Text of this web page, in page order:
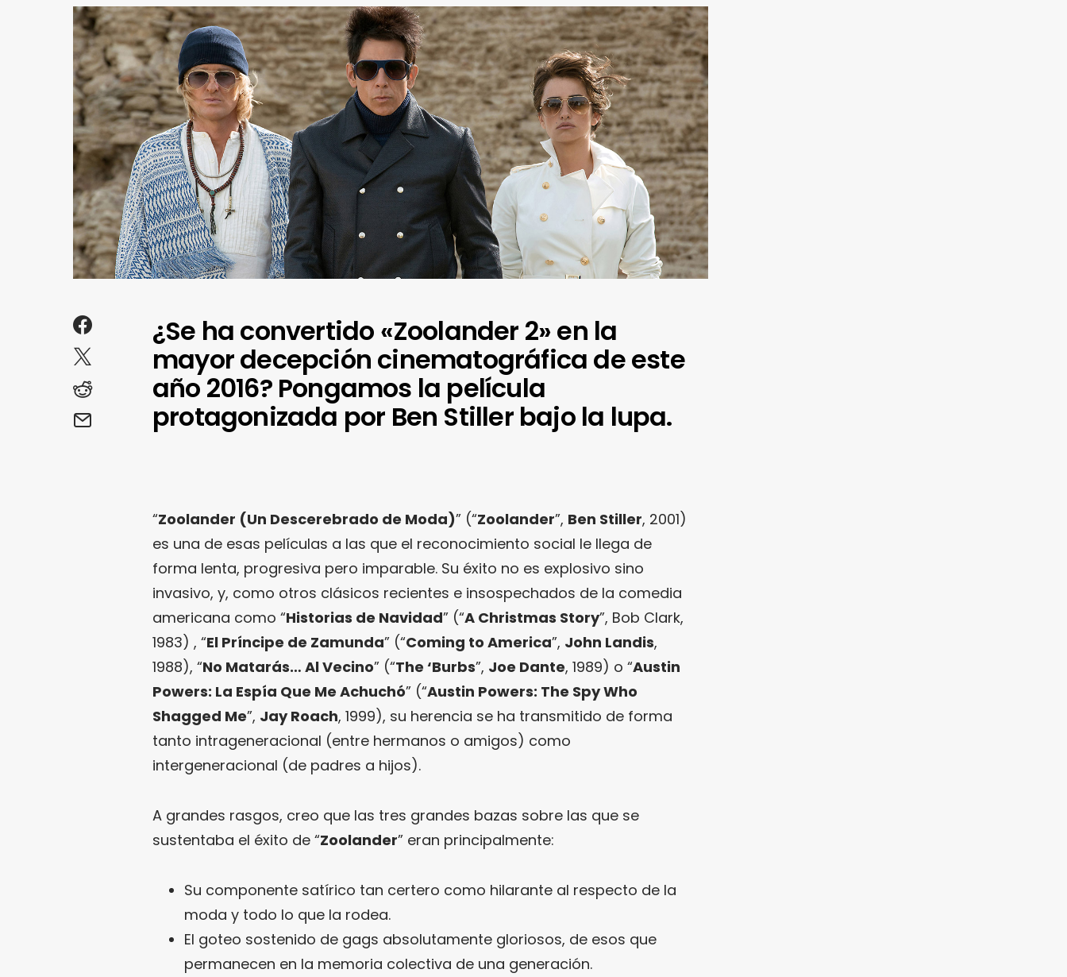
¿Se ha convertido «Zoolander 2» en la
mayor decepción cinematográfica de este
año 2016? Pongamos la película
protagonizada por Ben Stiller bajo la lupa.
“Zoolander (Un Descerebrado de Moda)” (“Zoolander”, Ben Stiller, 2001)
es una de esas películas a las que el reconocimiento social le llega de
forma lenta, progresiva pero imparable. Su éxito no es explosivo sino
invasivo, y, como otros clásicos recientes e insospechados de la comedia
americana como “Historias de Navidad” (“A Christmas Story”, Bob Clark,
1983) , “El Príncipe de Zamunda” (“Coming to America”, John Landis,
1988), “No Matarás… Al Vecino” (“The ‘Burbs”, Joe Dante, 1989) o “Austin
Powers: La Espía Que Me Achuchó” (“Austin Powers: The Spy Who
Shagged Me”, Jay Roach, 1999), su herencia se ha transmitido de forma
tanto intrageneracional (entre hermanos o amigos) como
intergeneracional (de padres a hijos).
A grandes rasgos, creo que las tres grandes bazas sobre las que se
sustentaba el éxito de “Zoolander” eran principalmente:
Su componente satírico tan certero como hilarante al respecto de la
moda y todo lo que la rodea.
El goteo sostenido de gags absolutamente gloriosos, de esos que
permanecen en la memoria colectiva de una generación.